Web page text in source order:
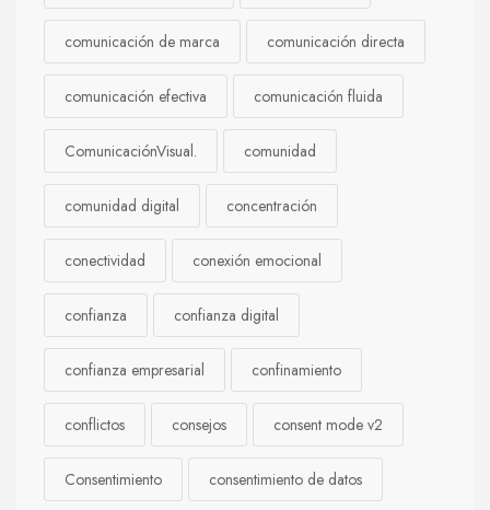
comunicación de marca comunicación directa
comunicación efectiva comunicación fluida
ComunicaciónVisual. comunidad
comunidad digital concentración
conectividad conexión emocional
confianza confianza digital
confianza empresarial confinamiento
conflictos consejos consent mode v2
Consentimiento consentimiento de datos